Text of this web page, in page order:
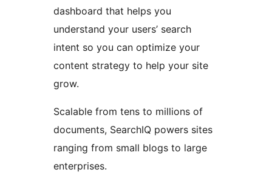
dashboard that helps you
understand your users’ search
intent so you can optimize your
content strategy to help your site
grow.
Scalable from tens to millions of
documents, SearchIQ powers sites
ranging from small blogs to large
enterprises.